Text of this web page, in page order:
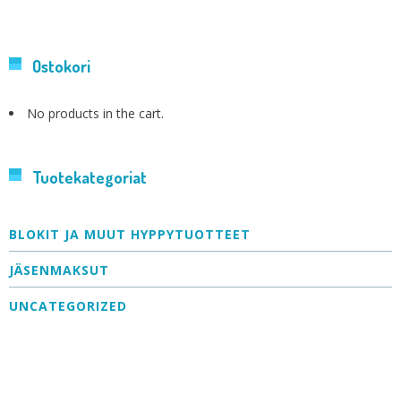
Ostokori
No products in the cart.
Tuotekategoriat
BLOKIT JA MUUT HYPPYTUOTTEET
JÄSENMAKSUT
UNCATEGORIZED